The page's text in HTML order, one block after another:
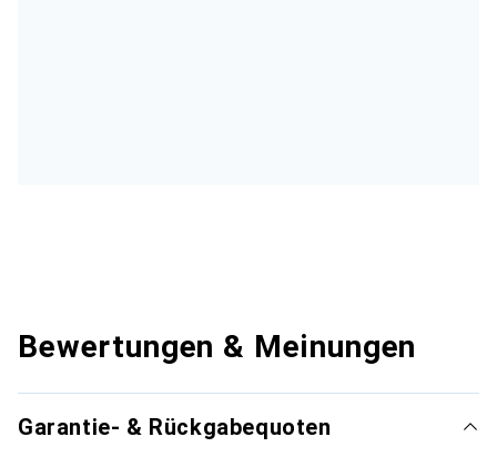
Bewertungen & Meinungen
Garantie- & Rückgabequoten